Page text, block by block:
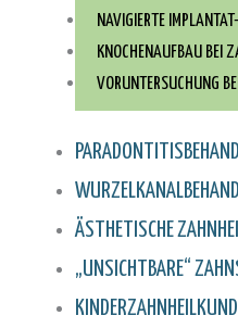
NAVIGIERTE
KNOCHENAUFBAU BEI
VORUNTERSUCHUNG
ÄSTHETISCHE
„UNSICHTBARE“